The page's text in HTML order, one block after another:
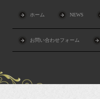
ホーム NEWS
お問い合わせフォーム